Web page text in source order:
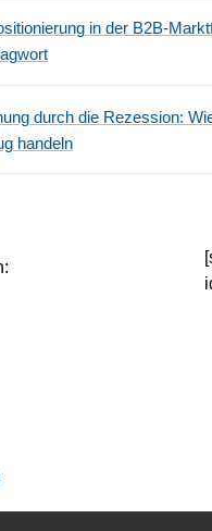
in der B2B-
durch die Rezession:
handeln